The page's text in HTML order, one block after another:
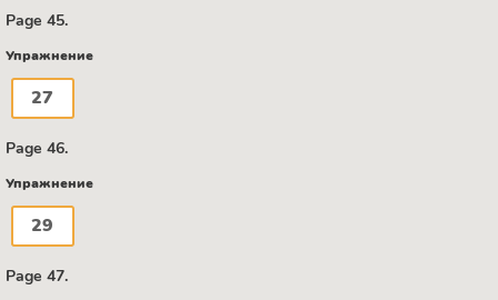
Page 45.
Упражнение
27
Page 46.
Упражнение
29
Page 47.